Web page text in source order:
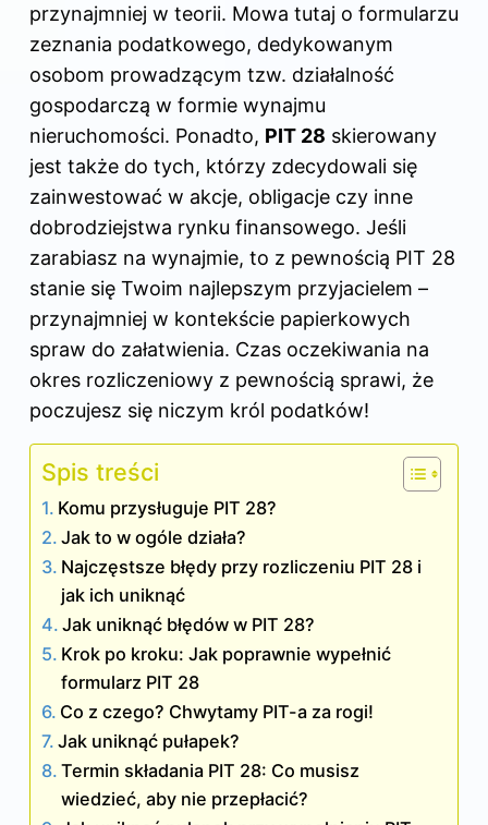
przynajmniej w teorii. Mowa tutaj o formularzu
zeznania podatkowego, dedykowanym
osobom prowadzącym tzw. działalność
gospodarczą w formie wynajmu
nieruchomości. Ponadto, PIT 28 skierowany
jest także do tych, którzy zdecydowali się
zainwestować w akcje, obligacje czy inne
dobrodziejstwa rynku finansowego. Jeśli
zarabiasz na wynajmie, to z pewnością PIT 28
stanie się Twoim najlepszym przyjacielem –
przynajmniej w kontekście papierkowych
spraw do załatwienia. Czas oczekiwania na
okres rozliczeniowy z pewnością sprawi, że
poczujesz się niczym król podatków!
Spis treści
Komu przysługuje PIT 28?
Jak to w ogóle działa?
Najczęstsze błędy przy rozliczeniu PIT 28 i
jak ich uniknąć
Jak uniknąć błędów w PIT 28?
Krok po kroku: Jak poprawnie wypełnić
formularz PIT 28
Co z czego? Chwytamy PIT-a za rogi!
Jak uniknąć pułapek?
Termin składania PIT 28: Co musisz
wiedzieć, aby nie przepłacić?